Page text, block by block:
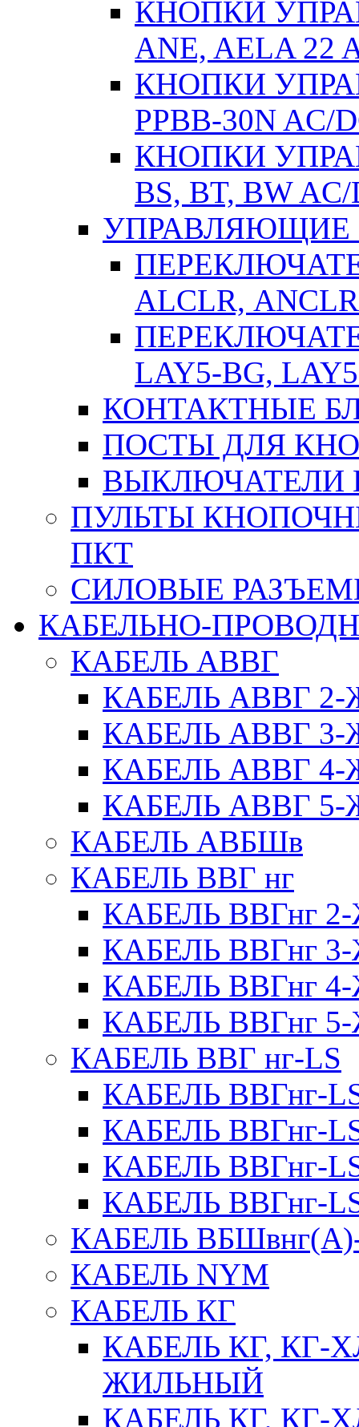
КНОПКИ
ANE, AELA 22
КНОПКИ
РPВВ-30N AC/
КНОПКИ
BS, BT, BW AC/
УПРАВЛЯЮЩИЕ
АLСLR, АNСLR
LAY5-BG,
КОНТАКТНЫЕ
ПОСТЫ ДЛЯ
ВЫКЛЮЧАТЕЛИ
ПУЛЬТЫ
ПКТ
СИЛОВЫЕ
КАБЕЛЬНО-
КАБЕЛЬ АВВГ
КАБЕЛЬ АВВГ
КАБЕЛЬ АВВГ
КАБЕЛЬ АВВГ
КАБЕЛЬ АВВГ
КАБЕЛЬ АВБШв
КАБЕЛЬ ВВГ нг
КАБЕЛЬ ВВГнг
КАБЕЛЬ ВВГнг
КАБЕЛЬ ВВГнг
КАБЕЛЬ ВВГнг
КАБЕЛЬ ВВГ нг-LS
КАБЕЛЬ ВВГнг-
КАБЕЛЬ ВВГнг-
КАБЕЛЬ ВВГнг-
КАБЕЛЬ ВВГнг-
КАБЕЛЬ
КАБЕЛЬ NYM
КАБЕЛЬ КГ
КАБЕЛЬ КГ, КГ-
ЖИЛЬНЫЙ
КАБЕЛЬ КГ, КГ-